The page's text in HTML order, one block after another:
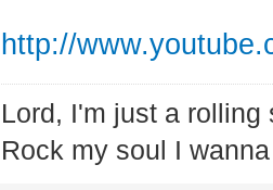
http://
Lord, I'm just a rolling
Rock my soul I